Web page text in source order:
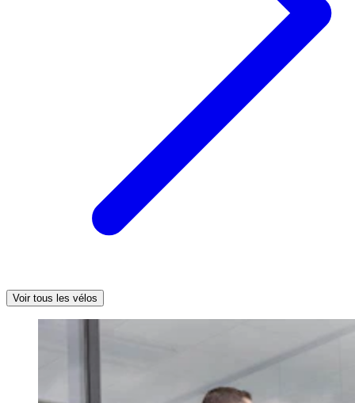
Voir tous les vélos